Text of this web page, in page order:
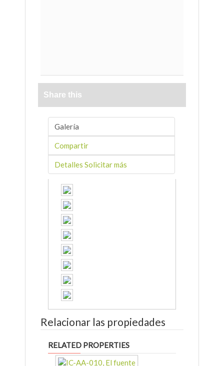
Share this
Galería
Compartir
Detalles Solicitar más
Relacionar las propiedades
RELATED PROPERTIES